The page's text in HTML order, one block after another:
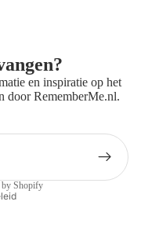
en inspiratie op het
doorRememberMe.nl.
by Shopify